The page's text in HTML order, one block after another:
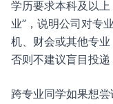
学历要求本科及以
业”，说明公司对专
机、财会或其他专
否则不建议盲目投递
跨专业同学如果想